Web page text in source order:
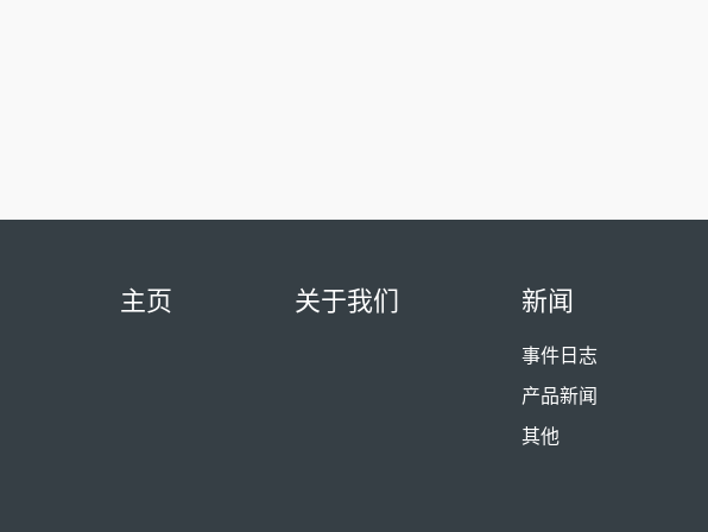
主页 关于我们 新闻
事件日志
产品新闻
其他